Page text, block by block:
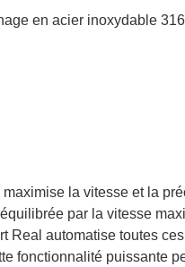
en acier inoxydable 316
la vitesse et la
par la vitesse
Real automatise toutes
fonctionnalité puissante